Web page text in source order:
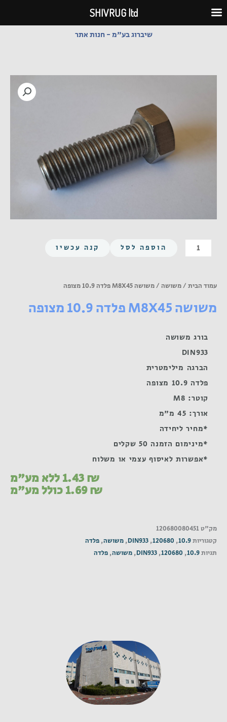
לתוכן
שיברוג בע"מ - חנות אתר
כמות
של
10.9
הוספה לסל קנה עכשיו
עמוד הבית /משושה / משושה M8X45 פלדה 10.9 מצופה
משושה M8X45 פלדה 10.9 מצופה
בורג משושה
DIN933
הברגה מילימטרית
פלדה 10.9 מצופה
קוטר: M8
אורך: 45 מ"מ
*מחיר ליחידה
*מינימום הזמנה 50 שקלים
*אפשרות לאיסוף עצמי או משלוח
1.43₪ ללא מע"מ
1.69₪ כולל מע"מ
מק"ט120680080451
קטגוריות10.9
,
120680
,
DIN933
, משושה, פלדה
תגיות10.9
,
120680
,
DIN933
, משושה, פלדה
SHIVRUG ltd